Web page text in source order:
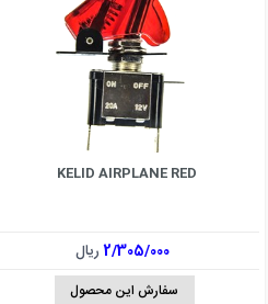
KELID AIRPLANE RED
2/305/000ریال
سفارش این محصول